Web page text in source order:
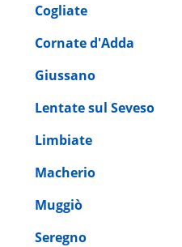
Cogliate
Cornate d'Adda
Giussano
Lentate sul Seveso
Limbiate
Macherio
Muggiò
Seregno